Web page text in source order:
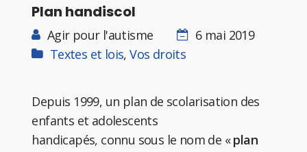
Plan handiscol
Agir pour l'autisme
6 mai 2019
Textes et lois,Vos droits
Depuis 1999, un plan de scolarisation des
enfants et adolescents
handicapés, connu sous le nom de «plan